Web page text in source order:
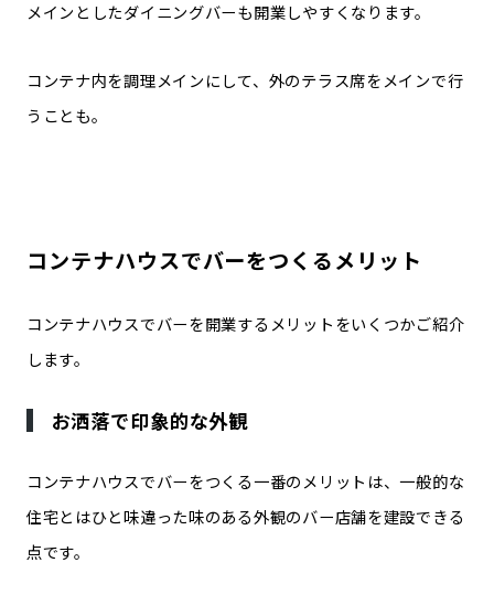
メインとしたダイニングバーも開業しやすくなります。
コンテナ内を調理メインにして、 外のテラス席をメインで行
う ことも。
コンテナハウスでバーをつくるメリット
コンテナハウスでバーを開業するメリットをいくつかご紹介
します。
お洒落で印象的な外観
コンテナハウスでバーをつくる一番のメリットは、一般的な
住宅とはひと味違った味のある外観のバー店舗を建設できる
点です。